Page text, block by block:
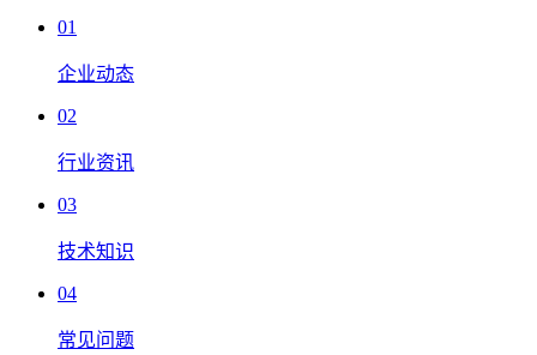
01
企业动态
02
行业资讯
03
技术知识
04
常见问题